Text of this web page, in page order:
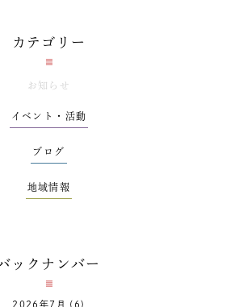
カテゴリー
お知らせ
イベント・活動
ブログ
地域情報
ックナンバー
2026年7月 (6)